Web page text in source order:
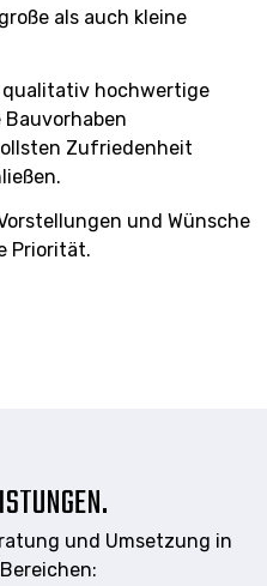
als auch kleine
qualitativ hochwertige
Zufriedenheit
und Wünsche
Priorität.
und Umsetzung in